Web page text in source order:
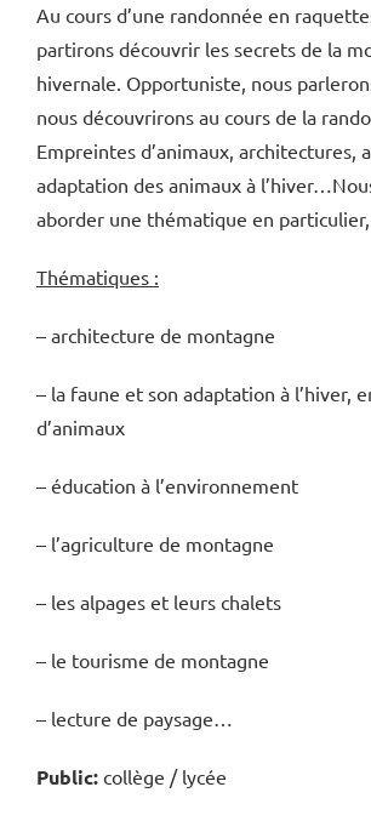
Au cours d’une randonnée en
partirons découvrir les secrets de la
hivernale. Opportuniste, nous
nous découvrirons au cours de la
Empreintes d’animaux, architectures,
adaptation des animaux à
aborder une thématique en particulier,
Thématiques :
– architecture de montagne
– la faune et son adaptation à l’hiver,
d’animaux
– éducation à l’environnement
– l’agriculture de montagne
– les alpages et leurs chalets
– le tourisme de montagne
– lecture de paysage…
Public: collège / lycée